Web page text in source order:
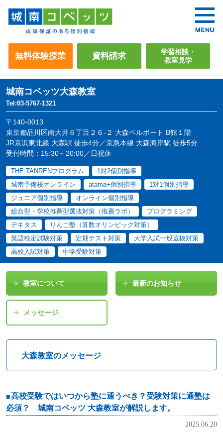
無料体験授業 資料請求
学習相談・
教室見学
城南コベッツ大森教室
Tel:03-5767-1321
〒140-0013
東京都品川区南大井６丁目２６-２ 大森ベルポート B館１階
JR京浜東北線 大森駅 徒歩4分／京急本線 大森海岸駅 徒歩5分
受付時間：15:30～20:00／日祝休
THE TANRENプログラム
1対2個別指導
城南予備校オンライン
atama+個別指導
1対1個別指導
ジュニア個別指導
オンライン個別指導
総合型・学校推薦型選抜対策（推薦ラボ）
プログラミング
デキタス
りんご塾（算数オリンピック対策）
英語検定試験対策
定期テスト対策
大学入試一般選抜対策
高校入試対策
中学受験対策
教室について 最新のお知らせ
メッセージ
大森教室のメッセージ
高校受験ではいつから塾に通うべき？受験対策に通塾は
必須？ 城南コベッツ 大森教室が解説します。
2025.06.20